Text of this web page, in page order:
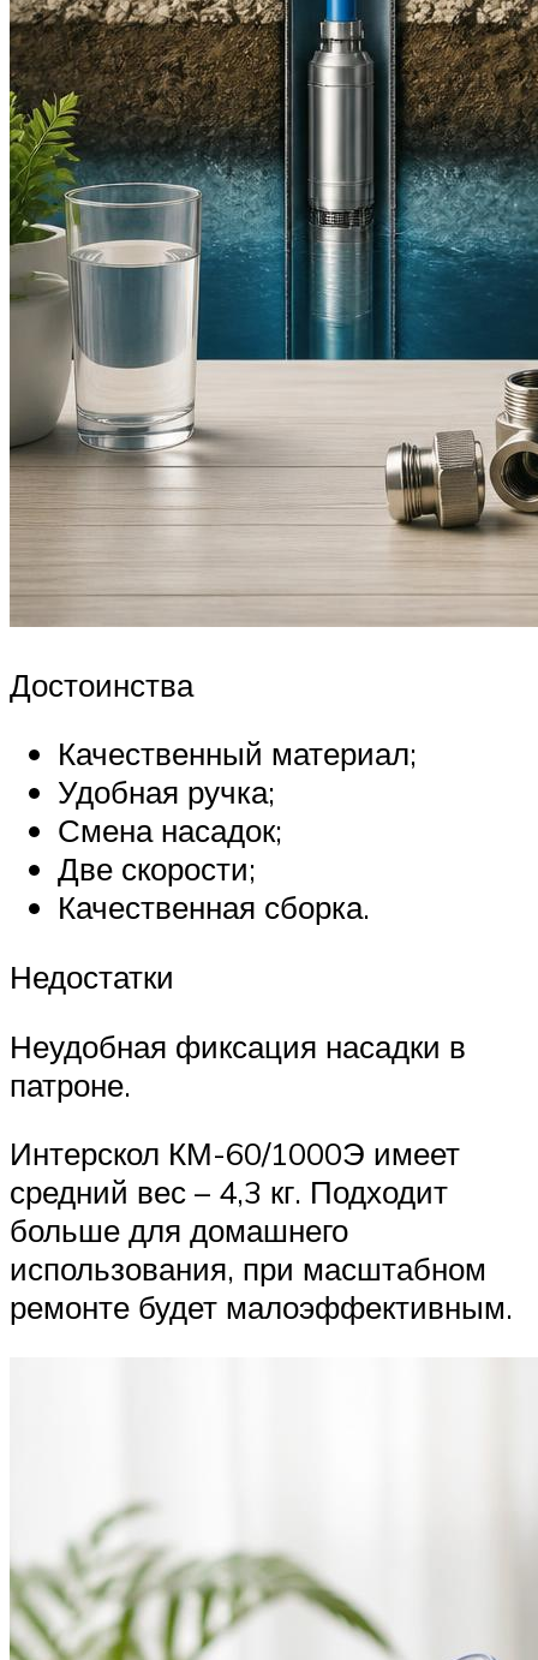
Достоинства
Качественный материал;
Удобная ручка;
Смена насадок;
Две скорости;
Качественная сборка.
Недостатки
Неудобная фиксация насадки в
патроне.
Интерскол КМ-60/1000Э имеет
средний вес – 4,3 кг. Подходит
больше для домашнего
использования, при масштабном
ремонте будет малоэффективным.